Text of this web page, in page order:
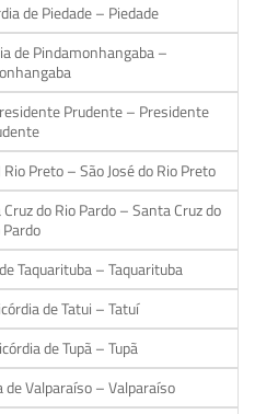
de Piedade – Piedade
de Pindamonhangaba –
Prudente – Presidente
Preto – São José do Rio Preto
do Rio Pardo – Santa Cruz do
Pardo
Taquarituba – Taquarituba
de Tatui – Tatuí
de Tupã – Tupã
Valparaíso – Valparaíso